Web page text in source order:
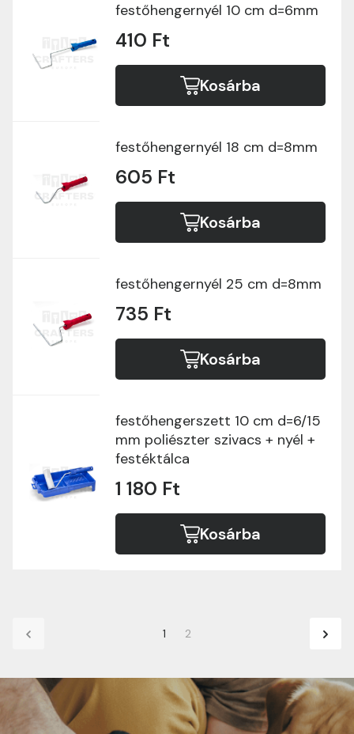
festőhengernyél 10 cm d=6mm
410 Ft
Kosárba
festőhengernyél 18 cm d=8mm
605 Ft
Kosárba
festőhengernyél 25 cm d=8mm
735 Ft
Kosárba
festőhengerszett 10 cm d=6/15
mm poliészter szivacs + nyél +
festéktálca
1 180 Ft
Kosárba
1 2